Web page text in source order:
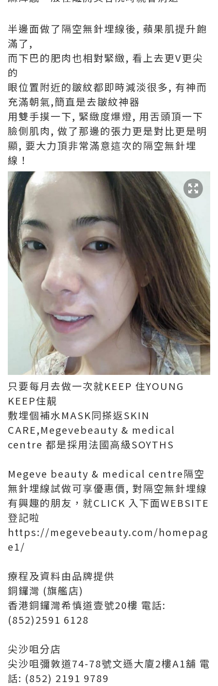
半邊面做了隔空無針埋線後, 蘋果肌提升飽
滿了,
而下巴的肥肉也相對緊緻, 看上去更V更尖
的
眼位置附近的皺紋都即時減淡很多, 有神而
充滿朝氣,簡直是去皺紋神器
用雙手摸一下, 緊緻度爆燈, 用舌頭頂一下
臉側肌肉, 做了那邊的張力更是對比更是明
顯, 要大力頂非常滿意這次的隔空無針埋
線！
只要每月去做一次就KEEP 住YOUNG
KEEP住靚
敷埋個補水MASK同搽返SKIN
CARE,Megevebeauty & medical
centre 都是採用法國高級SOYTHS
Megeve beauty & medical centre隔空
無針埋線試做可享優惠價, 對隔空無針埋線
有興趣的朋友，就CLICK 入下面WEBSITE
登記啦
https://megevebeauty.com/homepag
e1/
療程及資料由品牌提供
銅鑼灣 (旗艦店)
香港銅鑼灣希慎道壹號20樓 電話:
(852)2591 6128
尖沙咀分店
尖沙咀彌敦道74-78號文遜大廈2樓A1舖 電
話: (852) 2191 9789